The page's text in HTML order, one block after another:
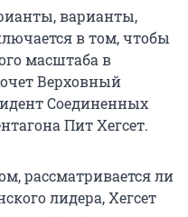
варианты,
в том, чтобы
масштаба в
Верховный
Соединенных
Пит Хегсет.
рассматривается ли
лидера, Хегсет